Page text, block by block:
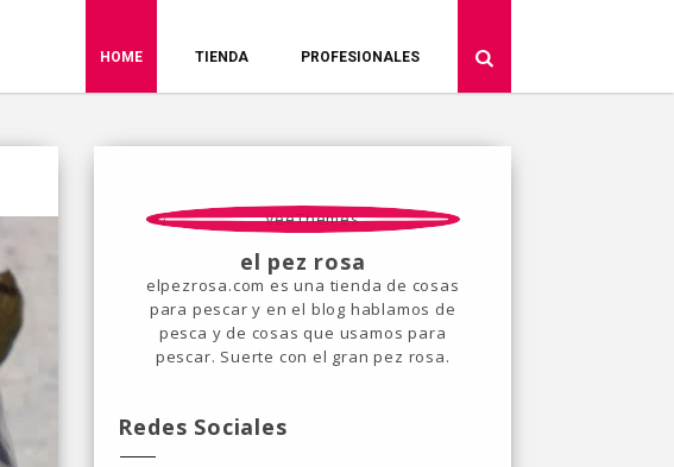
HOME TIENDA PROFESIONALES
el pez rosa
elpezrosa.com es una tienda de cosas
para pescar y en el blog hablamos de
pesca y de cosas que usamos para
pescar. Suerte con el gran pez rosa.
Redes Sociales